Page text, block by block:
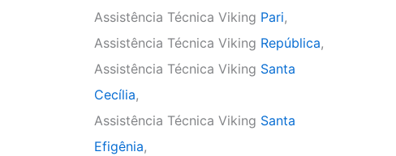
Assistência Técnica Viking Pari,
Assistência Técnica Viking República,
Assistência Técnica Viking Santa
Cecília,
Assistência Técnica Viking Santa
Efigênia,